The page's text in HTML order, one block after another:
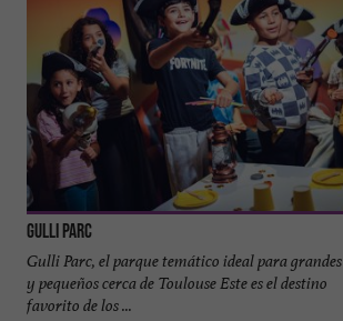
Gulli Parc
Gulli Parc, el parque temático ideal para grandes
y pequeños cerca de Toulouse Este es el destino
favorito de los ...